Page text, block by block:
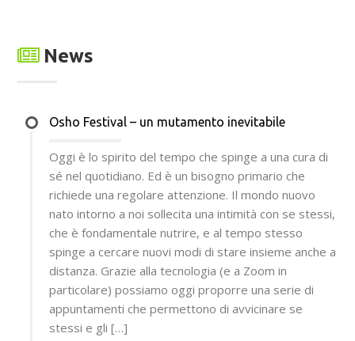
News
Osho Festival – un mutamento inevitabile
Oggi è lo spirito del tempo che spinge a una cura di
sé nel quotidiano. Ed è un bisogno primario che
richiede una regolare attenzione. Il mondo nuovo
nato intorno a noi sollecita una intimità con se stessi,
che è fondamentale nutrire, e al tempo stesso
spinge a cercare nuovi modi di stare insieme anche a
distanza. Grazie alla tecnologia (e a Zoom in
particolare) possiamo oggi proporre una serie di
appuntamenti che permettono di avvicinare se
stessi e gli […]